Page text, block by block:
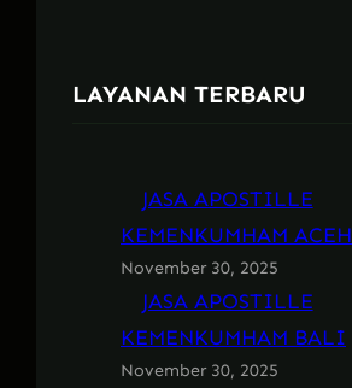
LAYANAN TERBARU
JASA APOSTILLE
KEMENKUMHAM ACEH
November 30, 2025
JASA APOSTILLE
KEMENKUMHAM BALI
November 30, 2025